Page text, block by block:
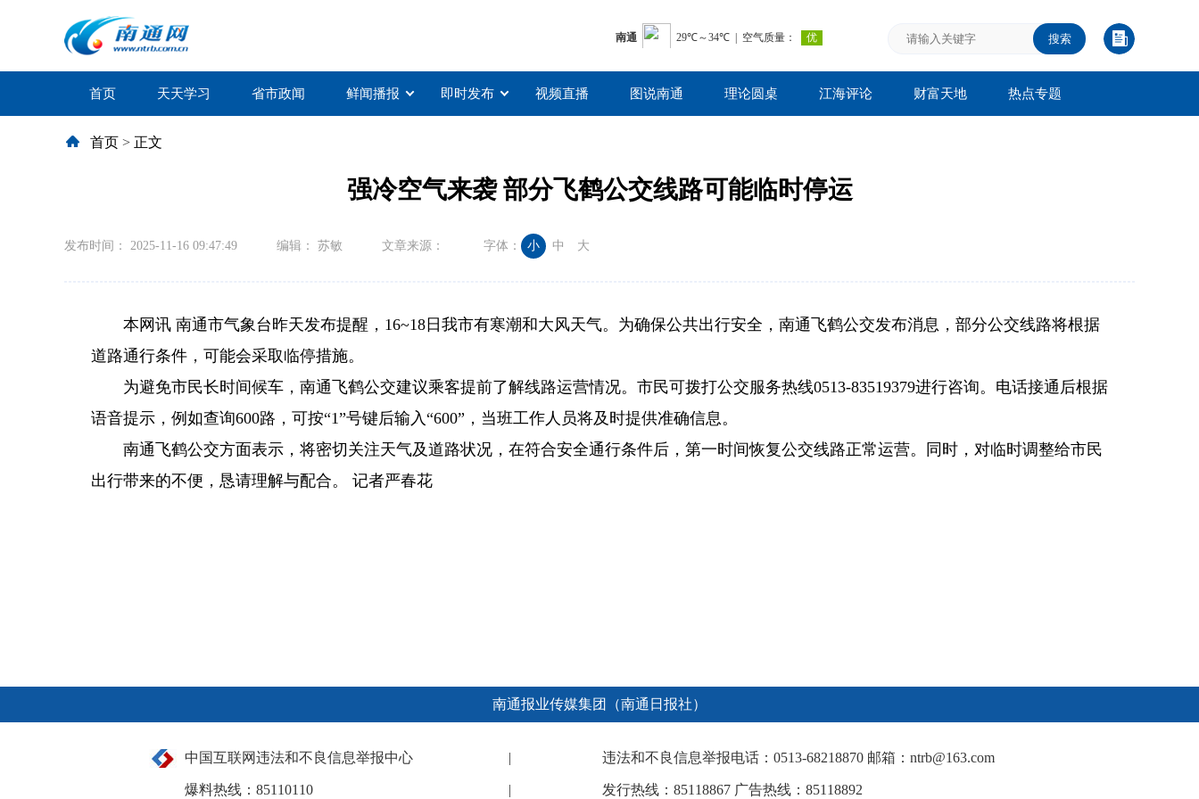
搜索
首页 天天学习 省市政闻 鲜闻播报 即时发布 视频直播 图说南通 理论圆桌 江海评论 财富天地 热点专题
首页 > 正文
强冷空气来袭 部分飞鹤公交线路可能临时停运
发布时间： 2025-11-16 09:47:49 编辑： 苏敏 文章来源： 字体： 小 中 大
本网讯 南通市气象台昨天发布提醒，16~18日我市有寒潮和大风天气。为确保公共出行安全，南通飞鹤公交发布消息，部分公交线路将根据
道路通行条件，可能会采取临停措施。
为避免市民长时间候车，南通飞鹤公交建议乘客提前了解线路运营情况。市民可拨打公交服务热线0513-83519379进行咨询。电话接通后根据
语音提示，例如查询600路，可按“1”号键后输入“600”，当班工作人员将及时提供准确信息。
南通飞鹤公交方面表示，将密切关注天气及道路状况，在符合安全通行条件后，第一时间恢复公交线路正常运营。同时，对临时调整给市民
出行带来的不便，恳请理解与配合。 记者严春花
南通报业传媒集团（南通日报社）
中国互联网违法和不良信息举报中心 | 违法和不良信息举报电话：0513-68218870 邮箱：ntrb@163.com
爆料热线：85110110 | 发行热线：85118867 广告热线：85118892